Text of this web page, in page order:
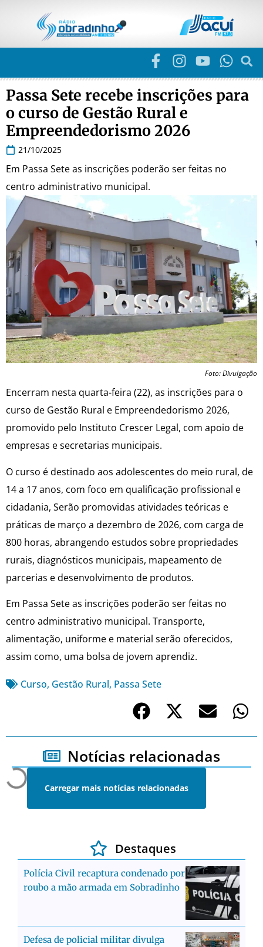
Passa Sete recebe inscrições para
o curso de Gestão Rural e
Empreendedorismo 2026
21/10/2025
Em Passa Sete as inscrições poderão ser feitas no
centro administrativo municipal.
Foto: Divulgação
Encerram nesta quarta-feira (22), as inscrições para o
curso de Gestão Rural e Empreendedorismo 2026,
promovido pelo Instituto Crescer Legal, com apoio de
empresas e secretarias municipais.
O curso é destinado aos adolescentes do meio rural, de
14 a 17 anos, com foco em qualificação profissional e
cidadania, Serão promovidas atividades teóricas e
práticas de março a dezembro de 2026, com carga de
800 horas, abrangendo estudos sobre propriedades
rurais, diagnósticos municipais, mapeamento de
parcerias e desenvolvimento de produtos.
Em Passa Sete as inscrições poderão ser feitas no
centro administrativo municipal. Transporte,
alimentação, uniforme e material serão oferecidos,
assim como, uma bolsa de jovem aprendiz.
Curso, Gestão Rural, Passa Sete
Notícias relacionadas
Carregar mais notícias relacionadas
Destaques
Polícia Civil recaptura condenado por
roubo a mão armada em Sobradinho
Defesa de policial militar divulga